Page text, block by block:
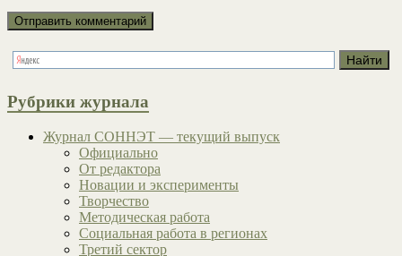
Рубрики журнала
Журнал СОННЭТ — текущий выпуск
Официально
От редактора
Новации и эксперименты
Творчество
Методическая работа
Социальная работа в регионах
Третий сектор